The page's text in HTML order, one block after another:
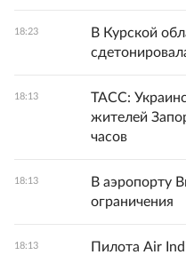
18:23
В Курской
18:13
ТАСС:
жителей
часов
18:13
В аэропорту
ограничения
18:13
Пилота Air